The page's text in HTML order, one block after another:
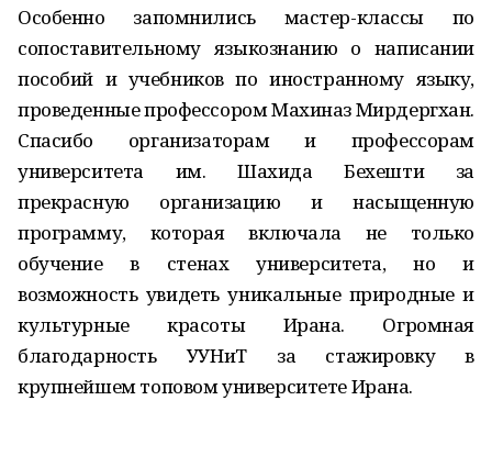
Особенно запомнились мастер-классы по
сопоставительному языкознанию о написании
пособий и учебников по иностранному языку,
проведенные профессором Махиназ Мирдергхан.
Спасибо организаторам и профессорам
университета им. Шахида Бехешти за
прекрасную организацию и насыщенную
программу, которая включала не только
обучение в стенах университета, но и
возможность увидеть уникальные природные и
культурные красоты Ирана. Огромная
благодарность УУНиТ за стажировку в
крупнейшем топовом университете Ирана.